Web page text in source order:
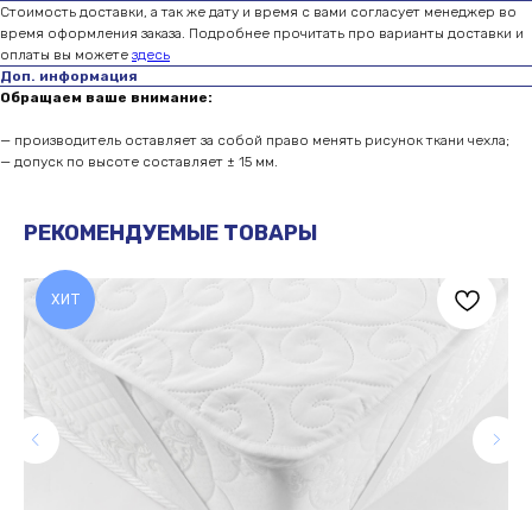
Стоимость доставки, а так же дату и время с вами согласует менеджер во
время оформления заказа. Подробнее прочитать про варианты доставки и
оплаты вы можете здесь
Доп. информация
Обращаем ваше внимание:
— производитель оставляет за собой право менять рисунок ткани чехла;
— допуск по высоте составляет ± 15 мм.
РЕКОМЕНДУЕМЫЕ ТОВАРЫ
ХИТ
ВОПРОСЫ